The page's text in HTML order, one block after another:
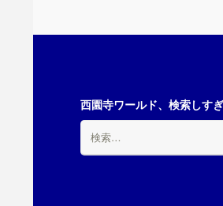
稿
西園寺ワールド、検索しす
索: